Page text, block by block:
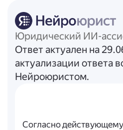
Юридический ИИ-
Ответ актуален на
актуализации ответа
Нейроюристом.
Согласно